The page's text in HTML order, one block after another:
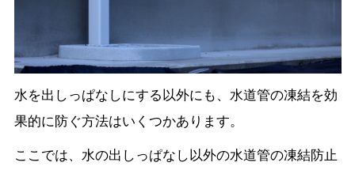
水を出しっぱなしにする以外にも、水道管の凍結を効
果的に防ぐ方法はいくつかあります。
ここでは、水の出しっぱなし以外の水道管の凍結防止